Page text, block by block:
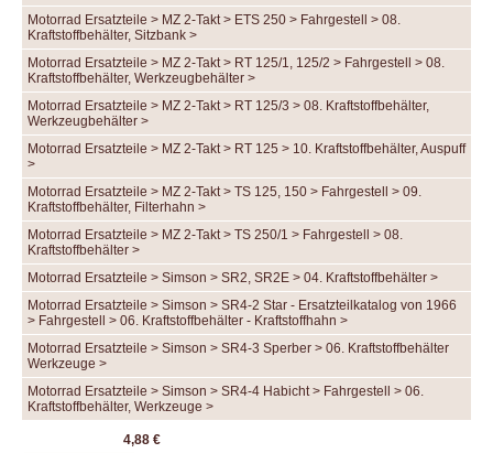
Motorrad Ersatzteile > MZ 2-Takt > ETS 250 > Fahrgestell > 08.
Kraftstoffbehälter, Sitzbank >
Motorrad Ersatzteile > MZ 2-Takt > RT 125/1, 125/2 > Fahrgestell > 08.
Kraftstoffbehälter, Werkzeugbehälter >
Motorrad Ersatzteile > MZ 2-Takt > RT 125/3 > 08. Kraftstoffbehälter,
Werkzeugbehälter >
Motorrad Ersatzteile > MZ 2-Takt > RT 125 > 10. Kraftstoffbehälter, Auspuff
>
Motorrad Ersatzteile > MZ 2-Takt > TS 125, 150 > Fahrgestell > 09.
Kraftstoffbehälter, Filterhahn >
Motorrad Ersatzteile > MZ 2-Takt > TS 250/1 > Fahrgestell > 08.
Kraftstoffbehälter >
Motorrad Ersatzteile > Simson > SR2, SR2E > 04. Kraftstoffbehälter >
Motorrad Ersatzteile > Simson > SR4-2 Star - Ersatzteilkatalog von 1966
> Fahrgestell > 06. Kraftstoffbehälter - Kraftstoffhahn >
Motorrad Ersatzteile > Simson > SR4-3 Sperber > 06. Kraftstoffbehälter
Werkzeuge >
Motorrad Ersatzteile > Simson > SR4-4 Habicht > Fahrgestell > 06.
Kraftstoffbehälter, Werkzeuge >
4,88 €